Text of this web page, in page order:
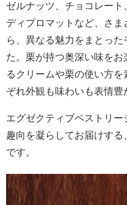
ゼルナッツ、チョコレー
ディプロマットなど、さ
ら、異なる魅力をまとっ
た。栗が持つ奥深い味を
るクリームや栗の使い方
ぞれ外観も味わいも表情豊
エグゼクティブペストリ
趣向を凝らしてお届けす
です。